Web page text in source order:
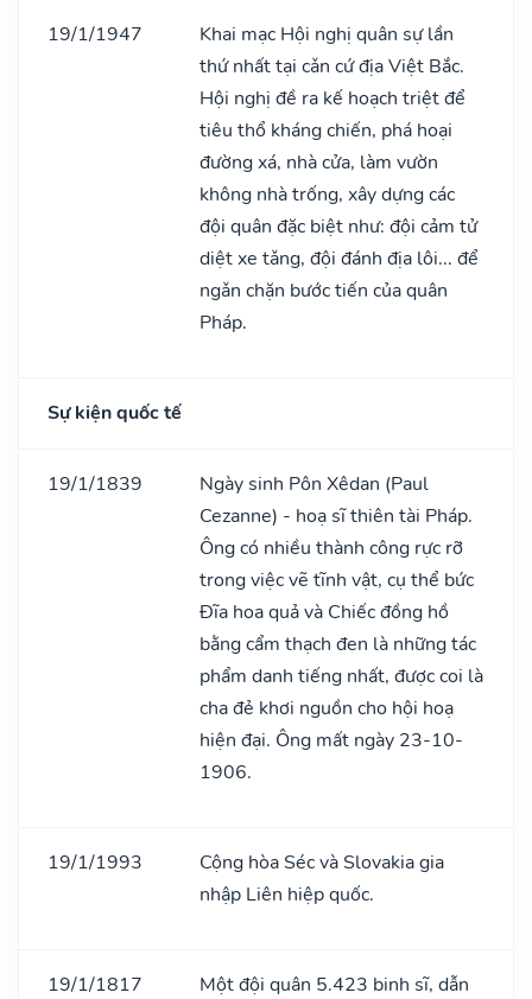
19/1/1947
Khai mạc Hội nghị quân sự lần
thứ nhất tại cǎn cứ địa Việt Bắc.
Hội nghị đề ra kế hoạch triệt để
tiêu thổ kháng chiến, phá hoại
đường xá, nhà cửa, làm vườn
không nhà trống, xây dựng các
đội quân đặc biệt như: đội cảm tử
diệt xe tǎng, đội đánh địa lôi... để
ngǎn chặn bước tiến của quân
Pháp.
Sự kiện quốc tế
19/1/1839
Ngày sinh Pôn Xêdan (Paul
Cezanne) - hoạ sĩ thiên tài Pháp.
Ông có nhiều thành công rực rỡ
trong việc vẽ tĩnh vật, cụ thể bức
Đĩa hoa quả và Chiếc đồng hồ
bằng cẩm thạch đen là những tác
phẩm danh tiếng nhất, được coi là
cha đẻ khơi nguồn cho hội hoạ
hiện đại. Ông mất ngày 23-10-
1906.
19/1/1993
Cộng hòa Séc và Slovakia gia
nhập Liên hiệp quốc.
19/1/1817
Một đội quân 5.423 binh sĩ, dẫn